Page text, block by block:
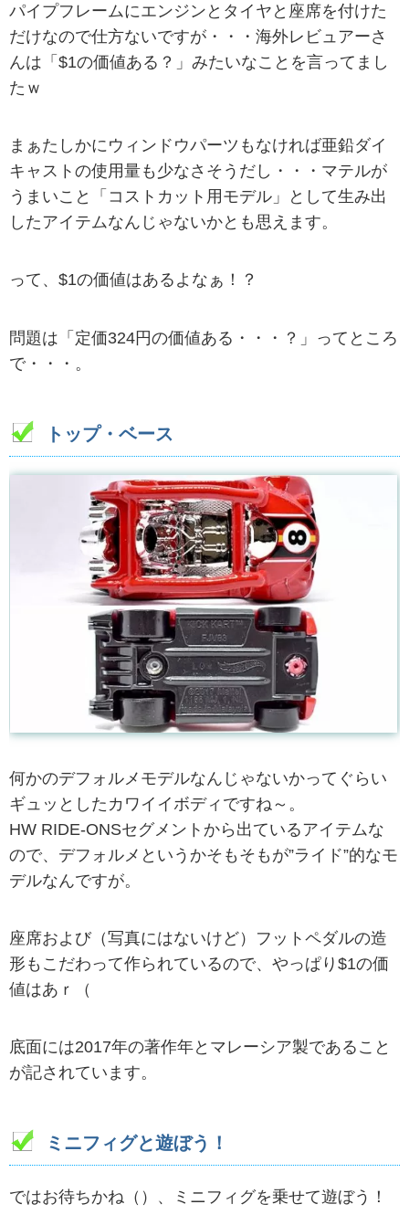
パイプフレームにエンジンとタイヤと座席を付けた
だけなので仕方ないですが・・・海外レビュアーさ
んは「$1の価値ある？」みたいなことを言ってまし
たｗ
まぁたしかにウィンドウパーツもなければ亜鉛ダイ
キャストの使用量も少なさそうだし・・・マテルが
うまいこと「コストカット用モデル」として生み出
したアイテムなんじゃないかとも思えます。
って、$1の価値はあるよなぁ！？
問題は「定価324円の価値ある・・・？」ってところ
で・・・。
トップ・ベース
何かのデフォルメモデルなんじゃないかってぐらい
ギュッとしたカワイイボディですね～。
HW RIDE-ONSセグメントから出ているアイテムな
ので、デフォルメというかそもそもが”ライド”的なモ
デルなんですが。
座席および（写真にはないけど）フットペダルの造
形もこだわって作られているので、やっぱり$1の価
値はあｒ（
底面には2017年の著作年とマレーシア製であること
が記されています。
ミニフィグと遊ぼう！
ではお待ちかね（）、ミニフィグを乗せて遊ぼう！